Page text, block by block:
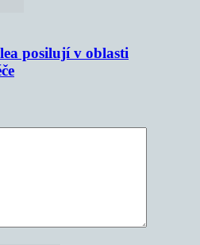
posilují v oblasti